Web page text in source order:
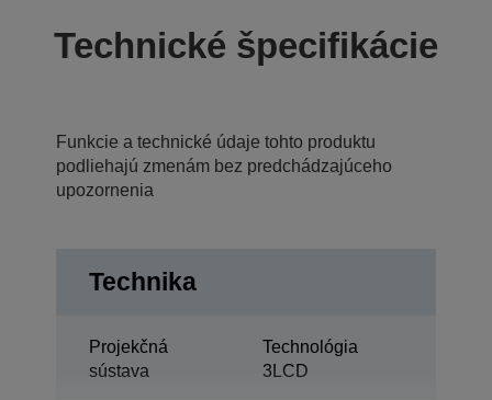
Technické špecifikácie
Funkcie a technické údaje tohto produktu
podliehajú zmenám bez predchádzajúceho
upozornenia
Technika
Projekčná
sústava
Technológia
3LCD